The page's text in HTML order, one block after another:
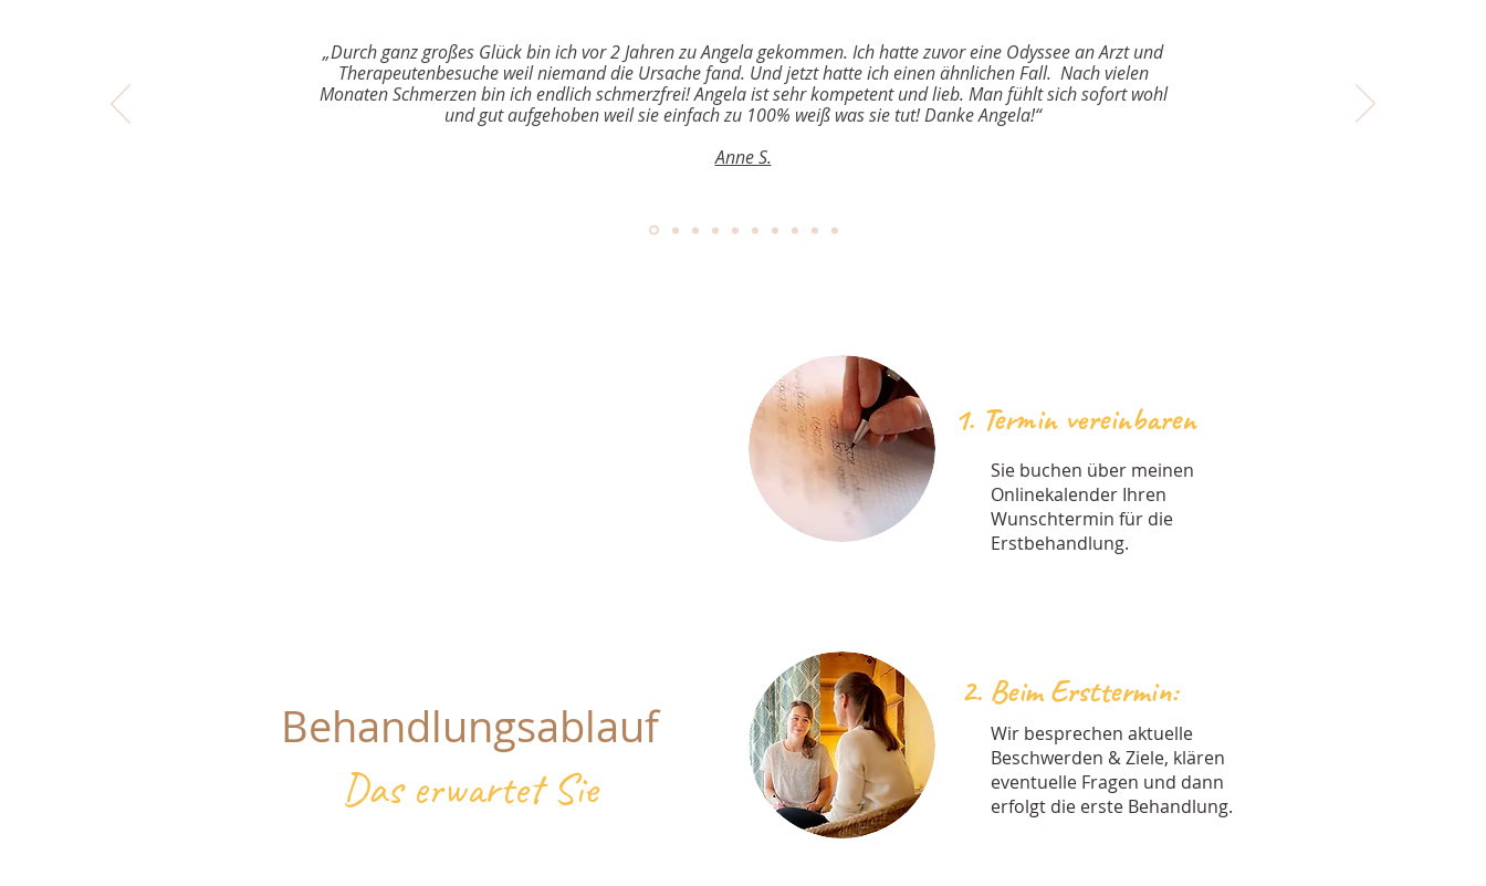
„Durch ganz großes Glück bin ich vor 2 Jahren zu Angela gekommen. Ich hatte zuvor eine Odyssee an Arzt und
Therapeutenbesuche weil niemand die Ursache fand. Und jetzt hatte ich einen ähnlichen Fall. Nach vielen
Monaten Schmerzen bin ich endlich schmerzfrei! Angela ist sehr kompetent und lieb. Man fühlt sich sofort wohl
und gut aufgehoben weil sie einfach zu 100% weiß was sie tut! Danke Angela!“
Anne S.
1. Termin vereinbaren
Sie buchen über meinen
Onlinekalender Ihren
Wunschtermin für die
Erstbehandlung.
Behandlungsablauf
Das erwartet Sie
2. Beim Ersttermin:
Wir besprechen aktuelle
Beschwerden & Ziele, klären
eventuelle Fragen und dann
erfolgt die erste Behandlung.